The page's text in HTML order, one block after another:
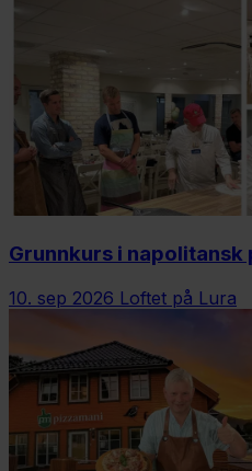
Grunnkurs i napolitansk
10. sep 2026 Loftet på Lura